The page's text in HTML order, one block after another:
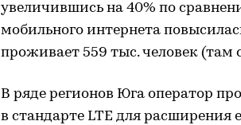
увеличившись на 40% по
мобильного интернета
проживает 559 тыс. человек (там
В ряде регионов Юга оператор
в стандарте LTE для расширения